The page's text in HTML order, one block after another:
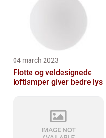
04 march 2023
Flotte og veldesignede
loftlamper giver bedre lys